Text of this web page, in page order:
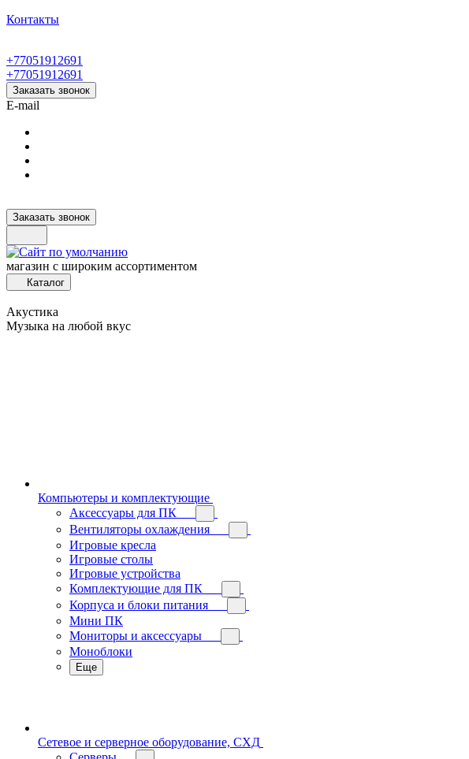
Контакты
+77051912691
+77051912691
Заказать звонок
E-mail
Заказать звонок
магазин с широким ассортиментом
Каталог
Акустика
Музыка на любой вкус
Компьютеры и комплектующие
Аксессуары для ПК
Вентиляторы охлаждения
Игровые кресла
Игровые столы
Игровые устройства
Комплектующие для ПК
Корпуса и блоки питания
Мини ПК
Мониторы и аксессуары
Моноблоки
Еще
Сетевое и серверное оборудование, СХД